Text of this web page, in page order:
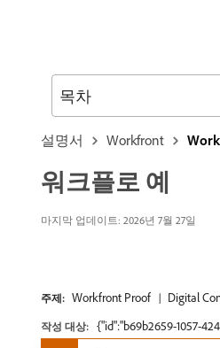
설명서 Workfront
워크플로 예
마지막 업데이트: 2026년 7월 27일
주제: Workfront Proof Digital
작성 대상: {"id":"b69b2659-1057-
목차